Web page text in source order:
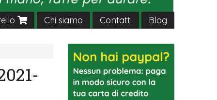
Chi siamo Contatti Blog